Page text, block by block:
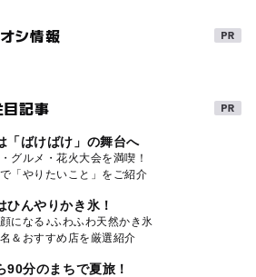
シ情報
記事
「ばけばけ」の舞台へ
グルメ・花火大会を満喫！
「やりたいこと」をご紹介
ひんやりかき氷！
になる♪ふわふわ天然かき氷
＆おすすめ店を厳選紹介
90分のまちで夏旅！